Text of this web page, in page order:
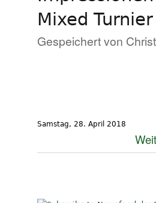
Mixed Turnier
Gespeichert von
Samstag, 28. April 2018